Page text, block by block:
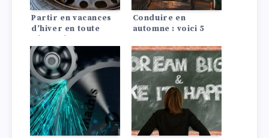
Partir en vacances
d’hiver en toute
qu’il faut savoir
Conduire en
automne : voici 5
vous devez faire
attention